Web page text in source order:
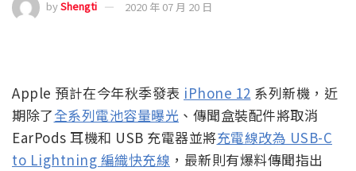
byShengti 2020 年 07 月 20 日
Apple 預計在今年秋季發表 iPhone 12 系列新機，近
期除了全系列電池容量曝光 、傳聞盒裝配件將取消
EarPods 耳機和 USB 充電器並將充電線改為 USB-C
to Lightning 編織快充線 ，最新則有爆料傳聞指出